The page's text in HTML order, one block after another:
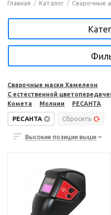
Главная / Каталог / Сварочные
Сварочные маски Хамелеон
С естественной
Комета
Молнии РЕСАНТА
РЕСАНТА Сбросить
Высокие позиции выше